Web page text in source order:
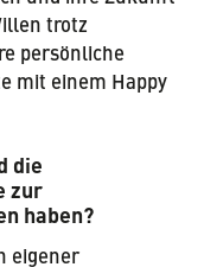
trotz
persönliche
mit einem Happy
die
zur
haben?
eigener